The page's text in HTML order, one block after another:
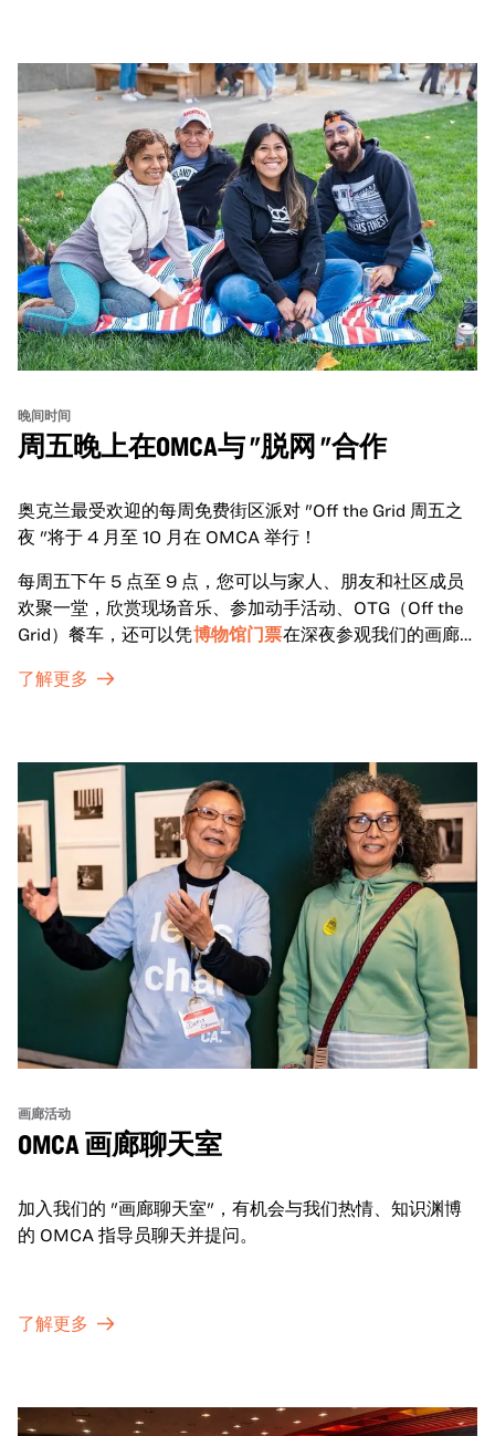
晚间时间
周五晚上在OMCA与 "脱网 "合作
奥克兰最受欢迎的每周免费街区派对 "Off the Grid 周五之
夜 "将于 4 月至 10 月在 OMCA 举行！
每周五下午 5 点至 9 点，您可以与家人、朋友和社区成员
欢聚一堂，欣赏现场音乐、参加动手活动、OTG（Off the
Grid）餐车，还可以凭博物馆门票在深夜参观我们的画廊和
了解更多
画廊活动
OMCA 画廊聊天室
加入我们的 "画廊聊天室"，有机会与我们热情、知识渊博
的 OMCA 指导员聊天并提问。
了解更多